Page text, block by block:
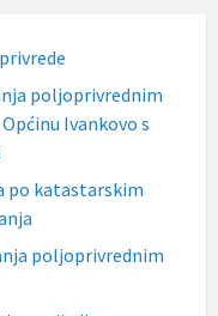
poljoprivrednim
Ivankovo s
po katastarskim
poljoprivrednim